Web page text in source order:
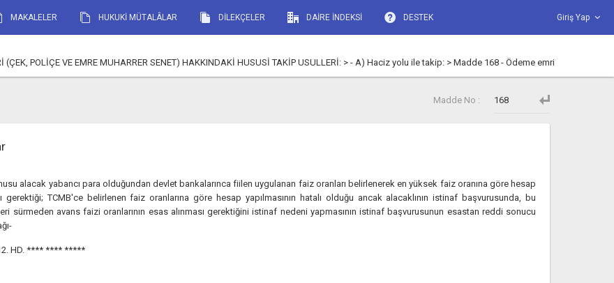
MAKALELER HUKUKİ MÜTALÂLAR DİLEKÇELER DAİRE İNDEKSİ DESTEK Giriş Yap
POLİÇE VE EMRE MUHARRER SENET) HAKKINDAKİ HUSUSİ TAKİP USULLERİ: > - A) Haciz yolu ile takip: > Madde 168 - Ödeme emri
Madde No :
alacak yabancı para olduğundan devlet bankalarınca fiilen uygulanan faiz oranları belirlenerek en yüksek faiz oranına göre hesap
gerektiği; TCMB'ce belirlenen faiz oranlarına göre hesap yapılmasının hatalı olduğu ancak alacaklının istinaf başvurusunda, bu
sürmeden avans faizi oranlarının esas alınması gerektiğini istinaf nedeni yapmasının istinaf başvurusunun esastan reddi sonucu
HD. **** **** *****